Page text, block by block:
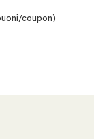
coupon)